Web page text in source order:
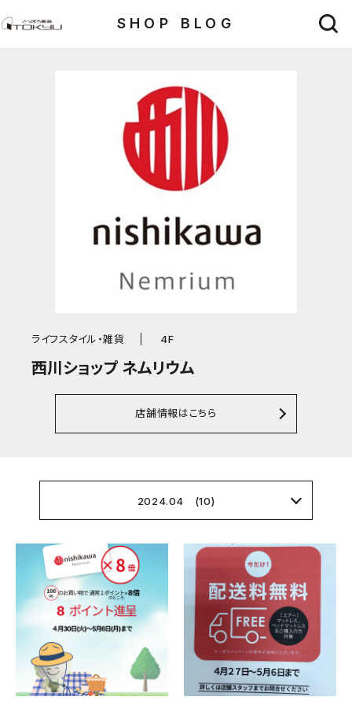
SHOP BLOG
ライフスタイル・雑貨 4F
西川ショップ ネムリウム
店舗情報はこちら
2024.04 (10)